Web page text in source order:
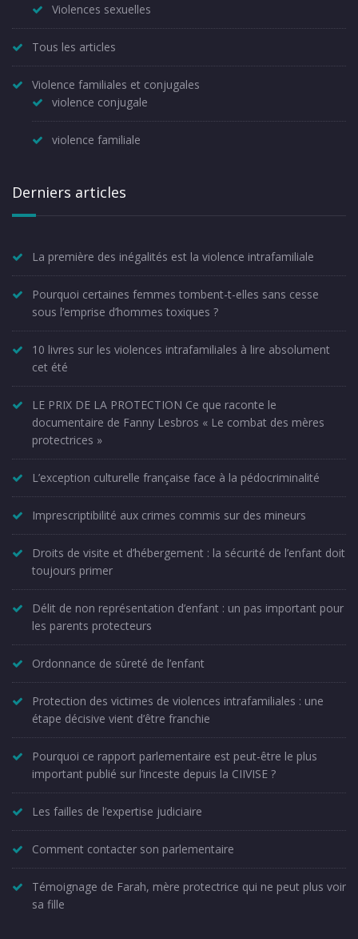
Violences sexuelles
Tous les articles
Violence familiales et conjugales
violence conjugale
violence familiale
Derniers articles
La première des inégalités est la violence intrafamiliale
Pourquoi certaines femmes tombent-t-elles sans cesse
sous l’emprise d’hommes toxiques ?
10 livres sur les violences intrafamiliales à lire absolument
cet été
LE PRIX DE LA PROTECTION Ce que raconte le
documentaire de Fanny Lesbros « Le combat des mères
protectrices »
L’exception culturelle française face à la pédocriminalité
Imprescriptibilité aux crimes commis sur des mineurs
Droits de visite et d’hébergement : la sécurité de l’enfant doit
toujours primer
Délit de non représentation d’enfant : un pas important pour
les parents protecteurs
Ordonnance de sûreté de l’enfant
Protection des victimes de violences intrafamiliales : une
étape décisive vient d’être franchie
Pourquoi ce rapport parlementaire est peut-être le plus
important publié sur l’inceste depuis la CIIVISE ?
Les failles de l’expertise judiciaire
Comment contacter son parlementaire
Témoignage de Farah, mère protectrice qui ne peut plus voir
sa fille